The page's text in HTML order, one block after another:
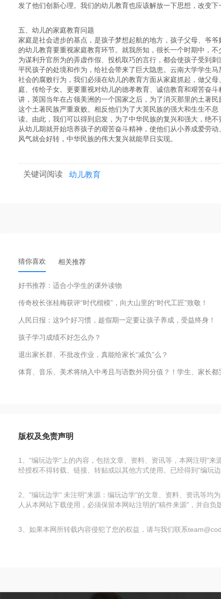
发了他们创新心理。我们的幼儿教育也应该解放一下思想，改变
五、幼儿的家庭教育问题
家庭是社会进步的基点，是孩子梦想起航的地方，孩子父母、爷
的幼儿教育要重视家庭教育环节。就我所知，很长一个时期中，
为谋利升官所为的弄虚作假、投机取巧的言行，都会使孩子受到
平民孩子的处境和作为，给社会带来了巨大隐患。云南大学学生
社会的腐败行为，我们必须在幼儿的教育方面从家庭抓起，做父
庭、传给子女。更要重视对幼儿的德孝教育、诚信教育和艰苦奋
讲，英国当年在占领美洲的一个国家之后，为了消灭那里的土著
这个土著民族严重衰败。相反他们为了大英民族的强大和生生不
读。由此，我们可以得到启发，为了中华民族的复兴和强大，绝
从幼儿期就开始培养孩子的艰苦奋斗精神，使他们从小养成爱劳
风气就会好转，中华民族的伟大复兴就能早日实现。
关键词阅读 幼儿教育
猜你喜欢 相关推荐
好书推荐：适合小学生的课外读物
传奇校长张桂梅获评“时代楷模”，向大山里的“时代工匠”致敬！
人民日报：这9个好习惯，趁假期一定要让孩子养成，受益终身！
孩子学习成绩不好怎么办？
退出家长群、不批改作业，真能给家长“减负”么？
体育、音乐、美术将纳入中考且与语数外同分值？！学生、家长
版权及免责声明
1、"编玩边学"上的内容，包括文章、资料、资讯等，本网注明"
经授权不得转载、链接、转贴或以其他方式使用。已经得到"编玩
2、"编玩边学" 未注明"来源：编玩边学"的文章、资料、资讯等均
人从本网站下载使用，必须保留本网站注明的"稿件来源"，并自
3、如果本网所转载内容侵犯了您的权益，请与我们联系